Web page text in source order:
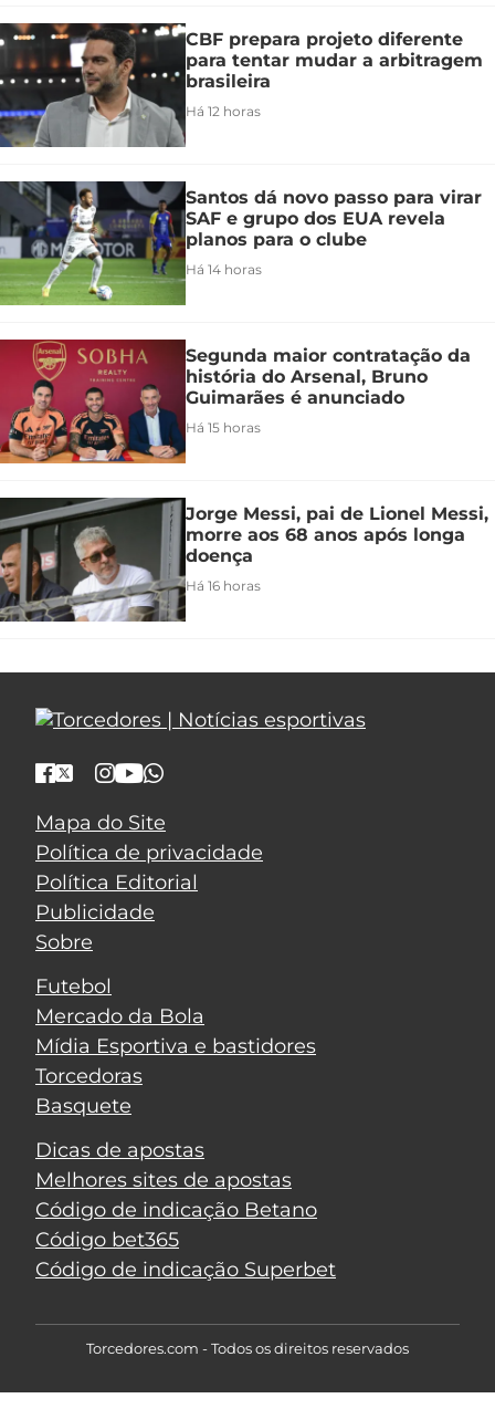
CBF prepara projeto diferente
para tentar mudar a arbitragem
brasileira
Há 12 horas
Santos dá novo passo para virar
SAF e grupo dos EUA revela
planos para o clube
Há 14 horas
Segunda maior contratação da
história do Arsenal, Bruno
Guimarães é anunciado
Há 15 horas
Jorge Messi, pai de Lionel Messi,
morre aos 68 anos após longa
doença
Há 16 horas
Mapa do Site
Política de privacidade
Política Editorial
Publicidade
Sobre
Futebol
Mercado da Bola
Mídia Esportiva e bastidores
Torcedoras
Basquete
Dicas de apostas
Melhores sites de apostas
Código de indicação Betano
Código bet365
Código de indicação Superbet
Torcedores.com - Todos os direitos reservados